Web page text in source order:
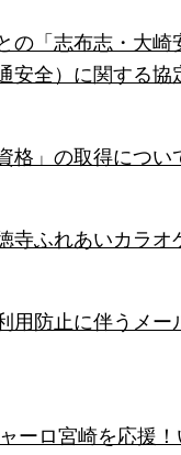
の「志布志・大
安全）に関する協
格」の取得につい
寺ふれあいカラオ
用防止に伴うメ
ーロ宮崎を応援